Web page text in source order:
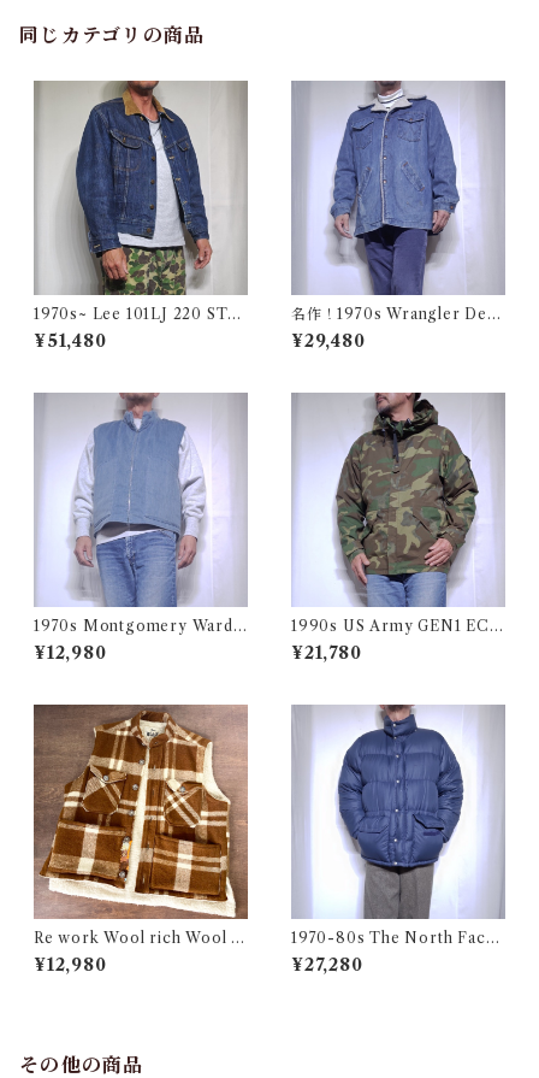
同じカテゴリの商品
1970s~ Lee 101LJ 220 STO
RM RIDER 44相当 / 濃い濃い
70年代 80年代 リー ストーム
¥51,480
名作！1970s Wrangler Deni
m Wrange Coat / ラングラー
デニム ボア ランチ コート 古
¥29,480
1970s Montgomery Ward
PUT TOGETHERS Nylon S
ki Vest / 70年代 モンゴメリー
¥12,980
1990s US Army GEN1 EC
WCS Gore-Tex Parka M-R
/ 米軍 ゴアテックス パーカー
¥21,780
Re work Wool rich Wool B
oa Vest / リワーク ウールリ
ッチ ウール ボア ベスト 古着
¥12,980
1970-80s The North Face
Down Jacket Talon Navy /
茶タグ ノースフェイス ダウン
¥27,280
その他の商品